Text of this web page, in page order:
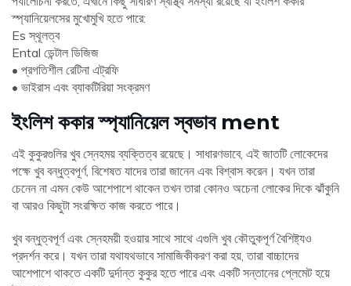
স্প্যানিয়েলসের মুখোমুখি হতে পারে:
Es স্থূলত্ব
Ental ডেন্টাল ডিজিজ
• প্রগতিশীল রেটিনা এট্রফি
• ভাইরাস এবং ব্যাকটিরিয়া সংক্রমণ
ইংলিশ ককার স্প্যানিয়েল স্বভাব ment
এই কুকুরগুলির খুব স্নেহময় ব্যক্তিত্ব রয়েছে। সাধারণভাবে, এই জাতটি লোকেদের
পক্ষে খুব বন্ধুত্বপূর্ণ, বিশেষত যাদের তারা জানেন এবং বিশ্বাস করেন। যখন তারা
চেনেন না এমন কেউ আশেপাশে থাকেন তখন তারা কোনও অচেনা লোকের দিকে ঝাঁকুনি
বা আরও কিছুটা সংরক্ষিত কাজ করতে পারে।
খুব বন্ধুত্বপূর্ণ এবং স্নেহময়ী হওয়ার সাথে সাথে এগুলি খুব কৌতুকপূর্ণ বৈশিষ্ট্যও
প্রদর্শন করে। যখন তারা যথাযথভাবে সামাজিকীকরণ করা হয়, তারা বাচ্চাদের
আশেপাশে থাকতে একটি দুর্দান্ত কুকুর হতে পারে এবং একটি সন্তানের প্লেমেট হয়ে